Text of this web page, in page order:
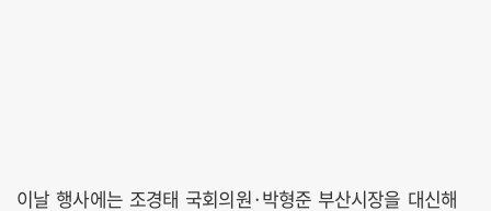
이날 행사에는 조경태 국회의원·박형준 부산시장을 대신해